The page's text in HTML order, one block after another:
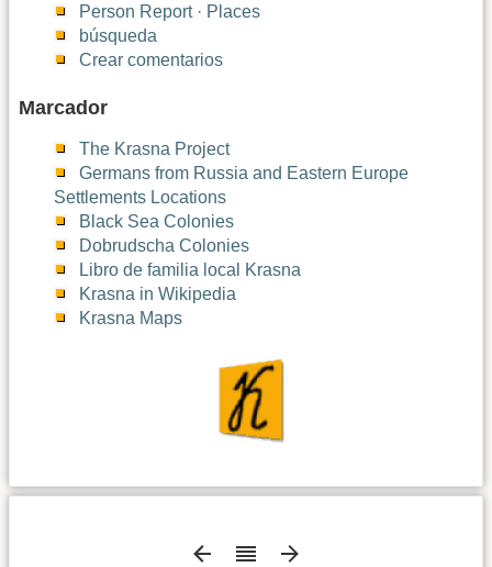
Person Report · Places
búsqueda
Crear comentarios
Marcador
The Krasna Project
Germans from Russia and Eastern Europe
Settlements Locations
Black Sea Colonies
Dobrudscha Colonies
Libro de familia local Krasna
Krasna in Wikipedia
Krasna Maps